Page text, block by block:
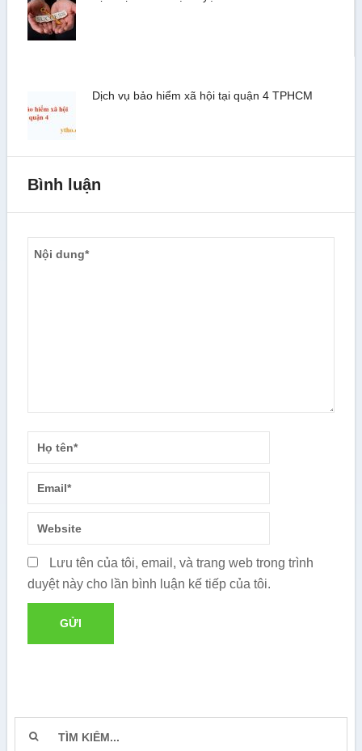
Dịch vụ bảo hiểm xã hội tại quận 4 TPHCM
Bình luận
Lưu tên của tôi, email, và trang web trong trình
duyệt này cho lần bình luận kế tiếp của tôi.